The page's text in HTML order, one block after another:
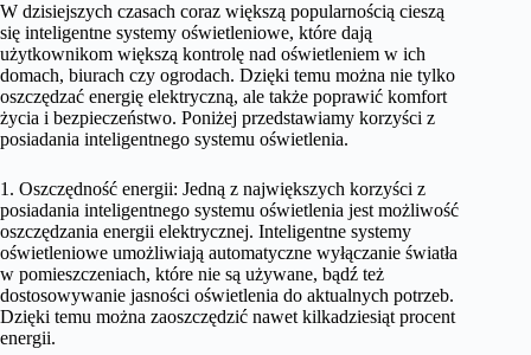
W dzisiejszych czasach coraz większą popularnością cieszą
się inteligentne systemy oświetleniowe, które dają
użytkownikom większą kontrolę nad oświetleniem w ich
domach, biurach czy ogrodach. Dzięki temu można nie tylko
oszczędzać energię elektryczną, ale także poprawić komfort
życia i bezpieczeństwo. Poniżej przedstawiamy korzyści z
posiadania inteligentnego systemu oświetlenia.
1. Oszczędność energii: Jedną z największych korzyści z
posiadania inteligentnego systemu oświetlenia jest możliwość
oszczędzania energii elektrycznej. Inteligentne systemy
oświetleniowe umożliwiają automatyczne wyłączanie światła
w pomieszczeniach, które nie są używane, bądź też
dostosowywanie jasności oświetlenia do aktualnych potrzeb.
Dzięki temu można zaoszczędzić nawet kilkadziesiąt procent
energii.